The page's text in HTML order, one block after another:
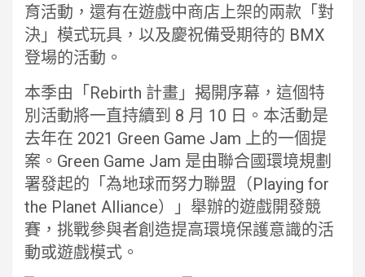
育活動，還有在遊戲中商店上架的兩款「對
決」模式玩具，以及慶祝備受期待的 BMX
登場的活動。
本季由「Rebirth 計畫」揭開序幕，這個特
別活動將一直持續到 8 月 10 日。本活動是
去年在 2021 Green Game Jam 上的一個提
案。Green Game Jam 是由聯合國環境規劃
署發起的「為地球而努力聯盟（Playing for
the Planet Alliance）」舉辦的遊戲開發競
賽，挑戰參與者創造提高環境保護意識的活
動或遊戲模式。